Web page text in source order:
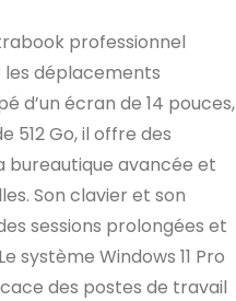
professionnel
déplacements
d’un écran de 14 pouces,
512 Go, il offre des
bureautique avancée et
Son clavier et son
sessions prolongées et
système Windows 11 Pro
des postes de travail